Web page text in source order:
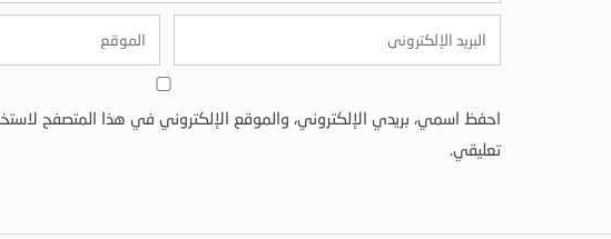
احفظ اسمي، بريدي الإلكتروني، والموقع الإلكتروني في هذا المتصفح
تعليقي.